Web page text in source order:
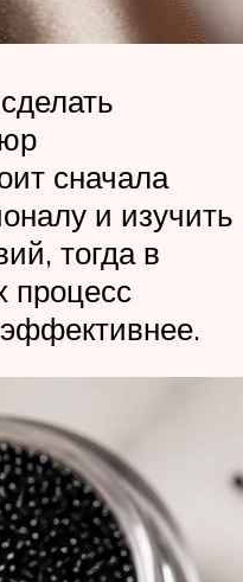
сначала
и изучить
тогда в
процесс